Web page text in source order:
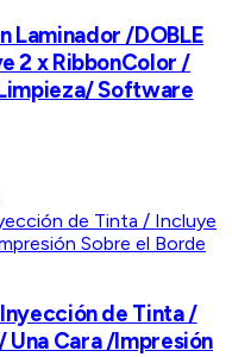
Laminador /DOBLE
2 x RibbonColor /
Software
de Tinta /
Cara /Impresión